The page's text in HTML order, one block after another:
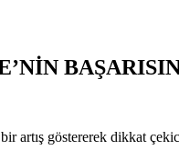
artış göstererek dikkat